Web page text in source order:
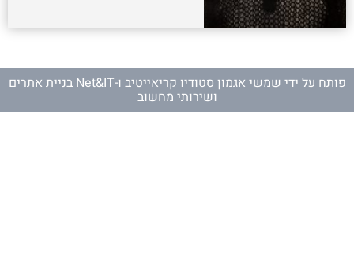
פותח על ידי שמשי אגמון סטודיו קריאייטיב ו- Net&IT בניית אתרים
ושירותי מחשוב